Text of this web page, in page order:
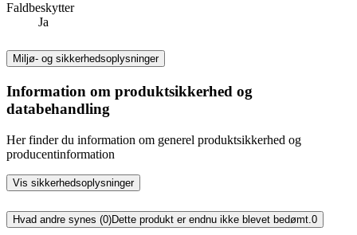
Faldbeskytter
Ja
Miljø- og sikkerhedsoplysninger
Information om produktsikkerhed og
databehandling
Her finder du information om generel produktsikkerhed og
producentinformation
Vis sikkerhedsoplysninger
Hvad andre synes (0)Dette produkt er endnu ikke blevet bedømt.0